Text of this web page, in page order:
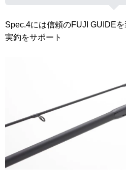
Spec.4には信頼のFUJI GUIDE
実釣をサポート